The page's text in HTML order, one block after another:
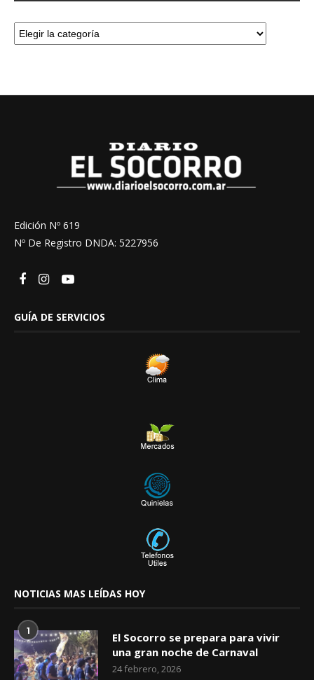
Edición Nº 619
Nº De Registro DNDA: 5227956
GUÍA DE SERVICIOS
NOTICIAS MAS LEÍDAS HOY
1
El Socorro se prepara para vivir
una gran noche de Carnaval
24 febrero, 2026